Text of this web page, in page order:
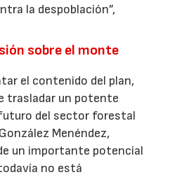
la despoblación”,
sobre el monte
el contenido del plan,
trasladar un potente
del sector forestal
Menéndez,
un importante potencial
no está